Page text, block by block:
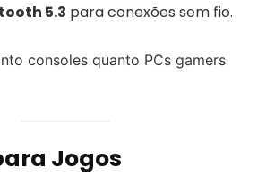
5.3 para conexões sem fio.
consoles quanto PCs gamers
Jogos